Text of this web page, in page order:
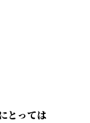
とっては